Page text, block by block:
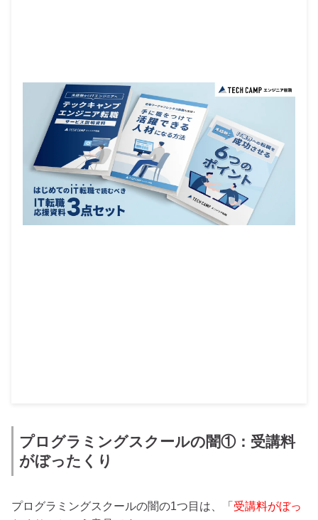
プログラミングスクールの闇①：受講料
がぼったくり
プログラミングスクールの闇の1つ目は、「 受講料がぼっ